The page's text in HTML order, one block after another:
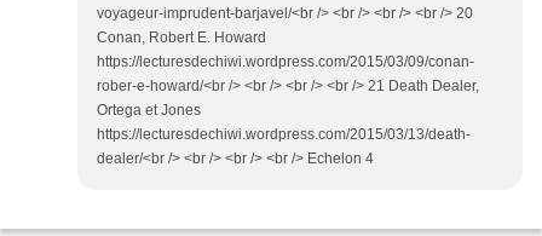
voyageur-imprudent-barjavel/<br /> <br /> <br /> <br /> 20
Conan, Robert E. Howard
https://lecturesdechiwi.wordpress.com/2015/03/09/conan-
rober-e-howard/<br /> <br /> <br /> <br /> 21 Death Dealer,
Ortega et Jones
https://lecturesdechiwi.wordpress.com/2015/03/13/death-
dealer/<br /> <br /> <br /> <br /> Echelon 4